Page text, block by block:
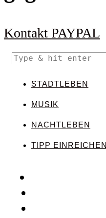
Kontakt PAYPAL
STADTLEBEN
MUSIK
NACHTLEBEN
TIPP EINREICHEN